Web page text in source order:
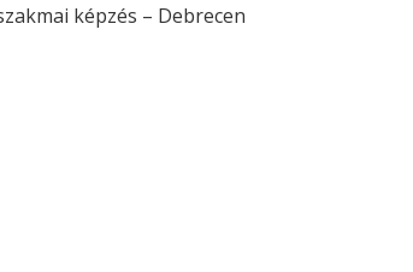
képzés – Debrecen